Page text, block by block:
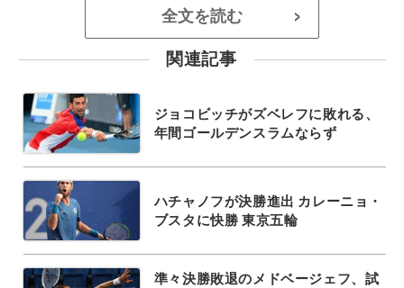
全文を読む >
関連記事
ジョコビッチがズベレフに敗れる、
年間ゴールデンスラムならず
ハチャノフが決勝進出 カレーニョ・
ブスタに快勝 東京五輪
準々決勝敗退のメドベージェフ、試